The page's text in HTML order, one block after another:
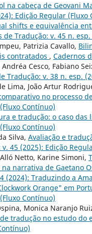
na cabeça de Geovani
Edição Regular (Fluxo
shifts e equivalência
de Tradução: v. 45 n.
Patrizia Cavallo,
contratados , Cadernos
Cesco, Fabiano
Tradução: v. 38 n. esp.
Lima, João Artur
no processo
Contínuo)
e tradução: o caso das
Contínuo)
Silva, Avaliação e
45 (2025): Edição
Netto, Karine Simoni,
narrativa de Gaetano
(2024): Traduzindo a
Orange" em
Contínuo)
Monica Naranjo
tradução no estudo do